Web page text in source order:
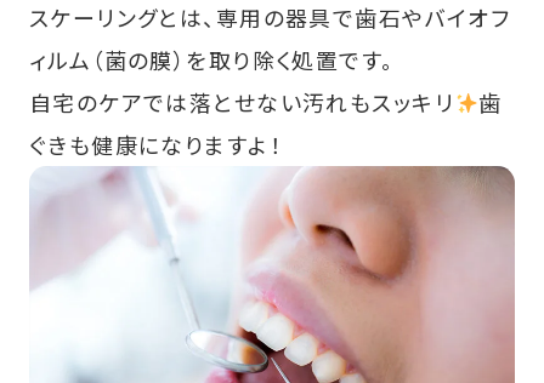
スケーリングとは、専用の器具で歯石やバイオフ
ィルム（菌の膜）を取り除く処置です。
自宅のケアでは落とせない汚れもスッキリ
歯
ぐきも健康になりますよ！